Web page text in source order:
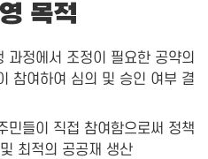
목적
과정에서 조정이 필요한 공약의
참여하여 심의 및 승인 여부 결
민들이 직접 참여함으로써 정책
최적의 공공재 생산